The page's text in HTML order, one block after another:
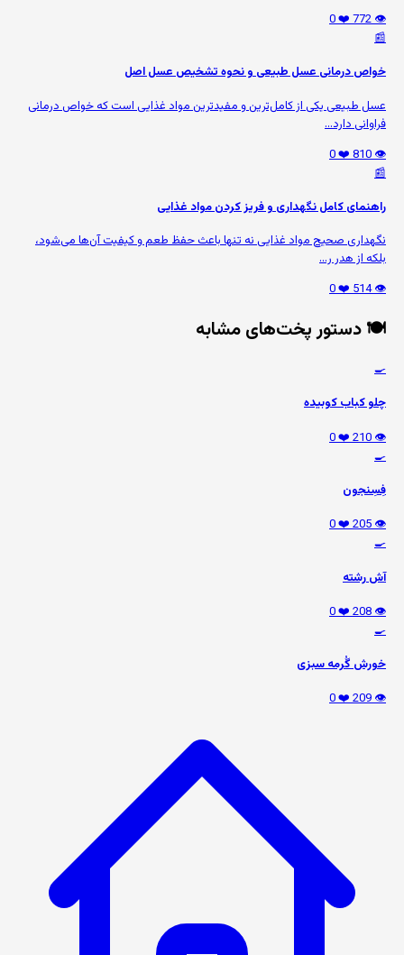
👁️ 772
❤️ 0
📰
خواص درمانی عسل طبیعی و نحوه تشخیص عسل اصل
عسل طبیعی یکی از کامل‌ترین و مفیدترین مواد غذایی است که خواص درمانی
فراوانی دارد...
👁️ 810
❤️ 0
📰
راهنمای کامل نگهداری و فریز کردن مواد غذایی
نگهداری صحیح مواد غذایی نه تنها باعث حفظ طعم و کیفیت آن‌ها می‌شود،
بلکه از هدر ر...
👁️ 514
❤️ 0
🍽️ دستور پخت‌های مشابه
🍳
چلو کباب کوبیده
👁️ 210
❤️ 0
🍳
فِسِنجون
👁️ 205
❤️ 0
🍳
آش رشته
👁️ 208
❤️ 0
🍳
خورش گُرمه سبزی
👁️ 209
❤️ 0